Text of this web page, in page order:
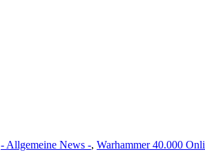
- Allgemeine News -, Warhammer 40.000